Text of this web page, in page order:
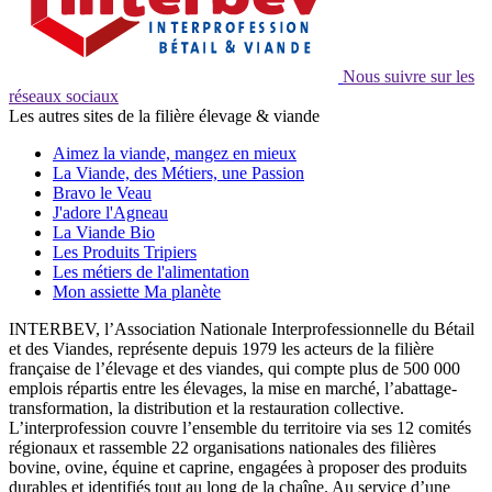
Nous suivre sur les
réseaux sociaux
Les autres sites de la filière élevage & viande
Aimez la viande, mangez en mieux
La Viande, des Métiers, une Passion
Bravo le Veau
J'adore l'Agneau
La Viande Bio
Les Produits Tripiers
Les métiers de l'alimentation
Mon assiette Ma planète
INTERBEV, l’Association Nationale Interprofessionnelle du Bétail
et des Viandes, représente depuis 1979 les acteurs de la filière
française de l’élevage et des viandes, qui compte plus de 500 000
emplois répartis entre les élevages, la mise en marché, l’abattage-
transformation, la distribution et la restauration collective.
L’interprofession couvre l’ensemble du territoire via ses 12 comités
régionaux et rassemble 22 organisations nationales des filières
bovine, ovine, équine et caprine, engagées à proposer des produits
durables et identifiés tout au long de la chaîne. Au service d’une